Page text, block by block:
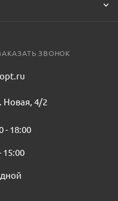
ЗВОНОК
Новая, 4/2
- 18:00
15:00